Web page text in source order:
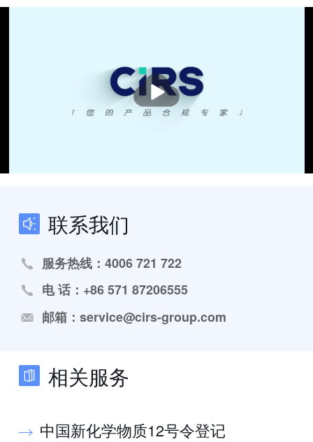
播
放
联系我们
服务热线：4006 721 722
电 话：+86 571 87206555
邮箱：service@cirs-group.com
相关服务
中国新化学物质12号令登记